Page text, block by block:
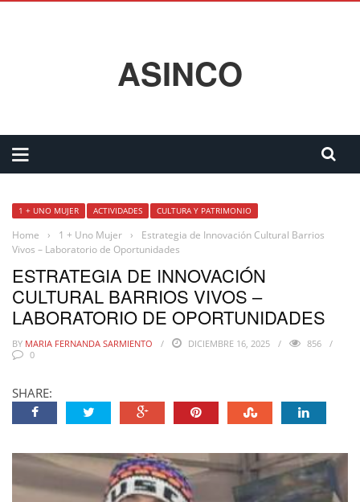
ASINCO
1 + UNO MUJER ACTIVIDADES CULTURA Y PATRIMONIO
Home › 1 + Uno Mujer ›
Estrategia de Innovación Cultural Barrios
Vivos – Laboratorio de Oportunidades
ESTRATEGIA DE INNOVACIÓN
CULTURAL BARRIOS VIVOS –
LABORATORIO DE OPORTUNIDADES
BY MARIA FERNANDA SARMIENTO DICIEMBRE 16, 2025
856
0
SHARE: